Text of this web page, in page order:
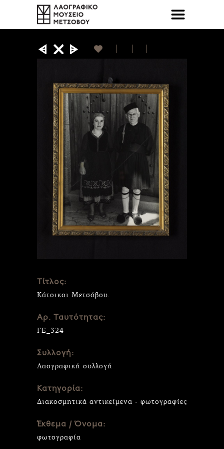
Τίτλος:
Κάτοικοι Μετσόβου.
Αρ. Ταυτότητας:
ΓΕ_324
Συλλογή:
Λαογραφική συλλογή
Κατηγορία:
Διακοσμητικά αντικείμενα - φωτογραφίες
Έκθεμα / Όνομα:
φωτογραφία